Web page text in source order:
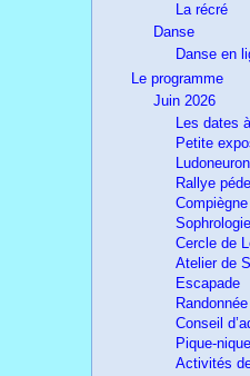
La récré
Danse
Danse en
Le programme
Juin 2026
Les dates
Petite
Rallye
Sophrologie
Cercle de
Atelier de
Escapade
Conseil
Pique-
Activités